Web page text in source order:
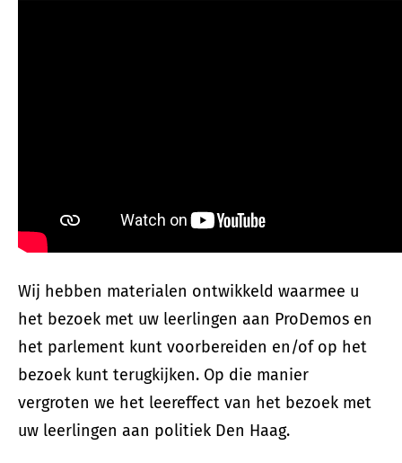
Wij hebben materialen ontwikkeld waarmee u
het bezoek met uw leerlingen aan ProDemos en
het parlement kunt voorbereiden en/of op het
bezoek kunt terugkijken. Op die manier
vergroten we het leereffect van het bezoek met
uw leerlingen aan politiek Den Haag.